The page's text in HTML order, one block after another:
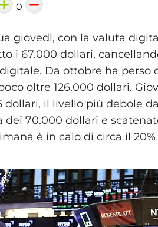
0
giovedì, con la valuta
i 67.000 dollari,
Da ottobre ha perso
oltre 126.000 dollari.
dollari, il livello più debole
70.000 dollari e
è in calo di circa il